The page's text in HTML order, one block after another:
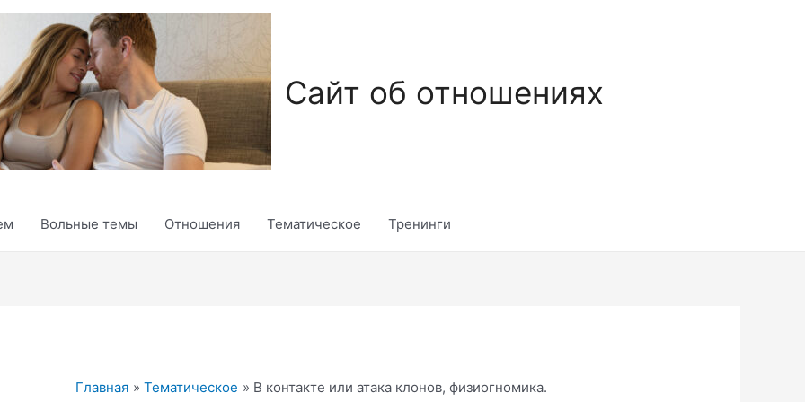
Сайт об отношениях
Вольные темы Отношения Тематическое Тренинги
Главная Тематическое В контакте или атака клонов, физиогномика.